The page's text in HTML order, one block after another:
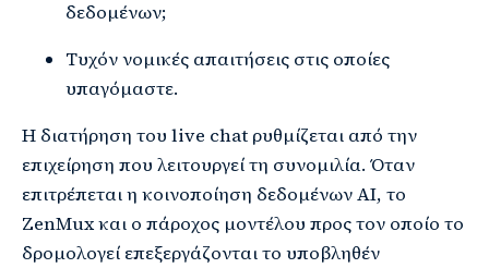
δεδομένων;
Τυχόν νομικές απαιτήσεις στις οποίες
υπαγόμαστε.
Η διατήρηση του live chat ρυθμίζεται από την
επιχείρηση που λειτουργεί τη συνομιλία. Όταν
επιτρέπεται η κοινοποίηση δεδομένων AI, το
ZenMux και ο πάροχος μοντέλου προς τον οποίο το
δρομολογεί επεξεργάζονται το υποβληθέν